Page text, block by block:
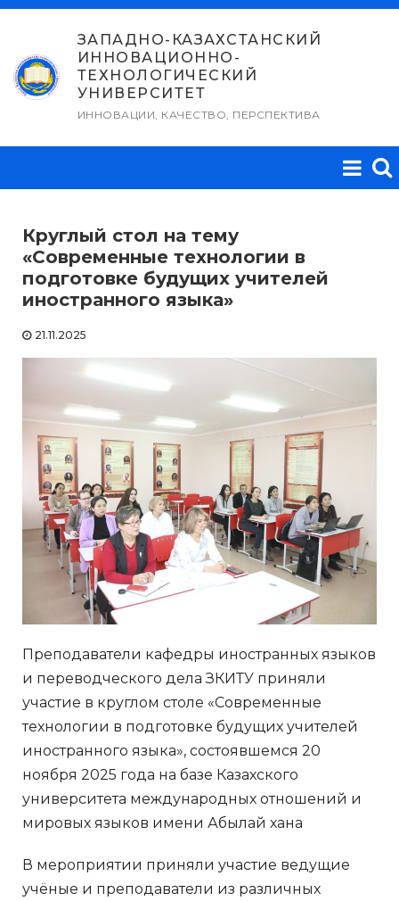
Перейти
содержимому
ЗАПАДНО-КАЗАХСТАНСКИЙ
ИННОВАЦИОННО-
ТЕХНОЛОГИЧЕСКИЙ
УНИВЕРСИТЕТ
ИННОВАЦИИ, КАЧЕСТВО, ПЕРСПЕКТИВА
Круглый стол на тему
«Современные технологии в
подготовке будущих учителей
иностранного языка»
21.11.2025
Преподаватели кафедры иностранных языков
и переводческого дела ЗКИТУ приняли
участие в круглом столе «Современные
технологии в подготовке будущих учителей
иностранного языка», состоявшемся 20
ноября 2025 года на базе Казахского
университета международных отношений и
мировых языков имени Абылай хана
В мероприятии приняли участие ведущие
учёные и преподаватели из различных